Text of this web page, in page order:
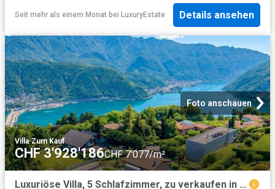
Seit mehr als einem Monat bei LuxuryEstate Details ansehen
Foto anschauen
Villa·Zum Kauf
CHF 3'928'186CHF 7'077/m²
Luxuriöse Villa, 5 Schlafzimmer, zu verkaufen in Carona, Lugano, Kanton Tessin